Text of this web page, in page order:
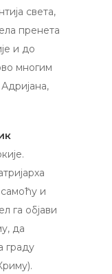
света,
пренета
и до
многим
и
га објави
да
граду